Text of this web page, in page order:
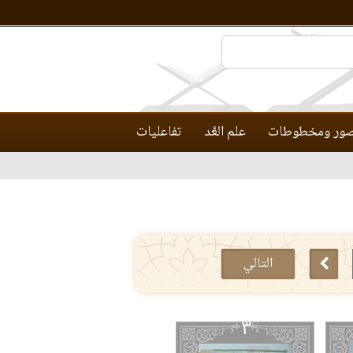
ومخطوطات علم العَّد تفاعليات
التالي
٣